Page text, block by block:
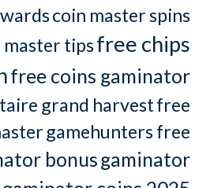
coin master spins
master tipsfree chips
free coins gaminator
grand harvestfree
gamehunters free
bonusgaminator